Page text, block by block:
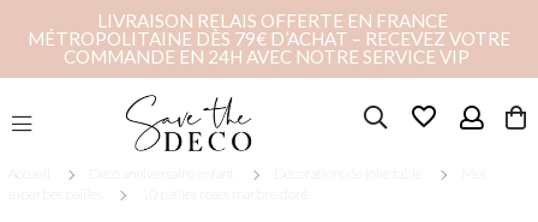
LIVRAISON RELAIS OFFERTE EN FRANCE
MÉTROPOLITAINE DÈS 79€ D’ACHAT – RECEVEZ VOTRE
COMMANDE EN 24H AVEC NOTRE SERVICE VIP
favorite_border
Accueil Deco anniversaire enfant Décorations de jolie table
superbes pailles
10 pailles roses marbre doré